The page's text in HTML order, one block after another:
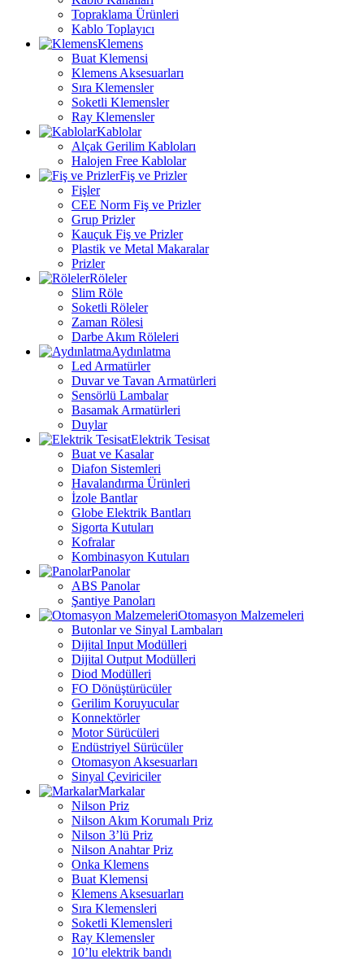
Topraklama Ürünleri
Kablo Toplayıcı
Klemens
Buat Klemensi
Klemens Aksesuarları
Sıra Klemensler
Soketli Klemensler
Ray Klemensler
Kablolar
Alçak Gerilim Kabloları
Halojen Free Kablolar
Fiş ve Prizler
Fişler
CEE Norm Fiş ve Prizler
Grup Prizler
Kauçuk Fiş ve Prizler
Plastik ve Metal Makaralar
Prizler
Röleler
Slim Röle
Soketli Röleler
Zaman Rölesi
Darbe Akım Röleleri
Aydınlatma
Led Armatürler
Duvar ve Tavan Armatürleri
Sensörlü Lambalar
Basamak Armatürleri
Duylar
Elektrik Tesisat
Buat ve Kasalar
Diafon Sistemleri
Havalandırma Ürünleri
İzole Bantlar
Globe Elektrik Bantları
Sigorta Kutuları
Kofralar
Kombinasyon Kutuları
Panolar
ABS Panolar
Şantiye Panoları
Otomasyon Malzemeleri
Butonlar ve Sinyal Lambaları
Dijital Input Modülleri
Dijital Output Modülleri
Diod Modülleri
FO Dönüştürücüler
Gerilim Koruyucular
Konnektörler
Motor Sürücüleri
Endüstriyel Sürücüler
Otomasyon Aksesuarları
Sinyal Çeviriciler
Markalar
Nilson Priz
Nilson Akım Korumalı Priz
Nilson 3’lü Priz
Nilson Anahtar Priz
Onka Klemens
Buat Klemensi
Klemens Aksesuarları
Sıra Klemensleri
Soketli Klemensleri
Ray Klemensler
10’lu elektrik bandı